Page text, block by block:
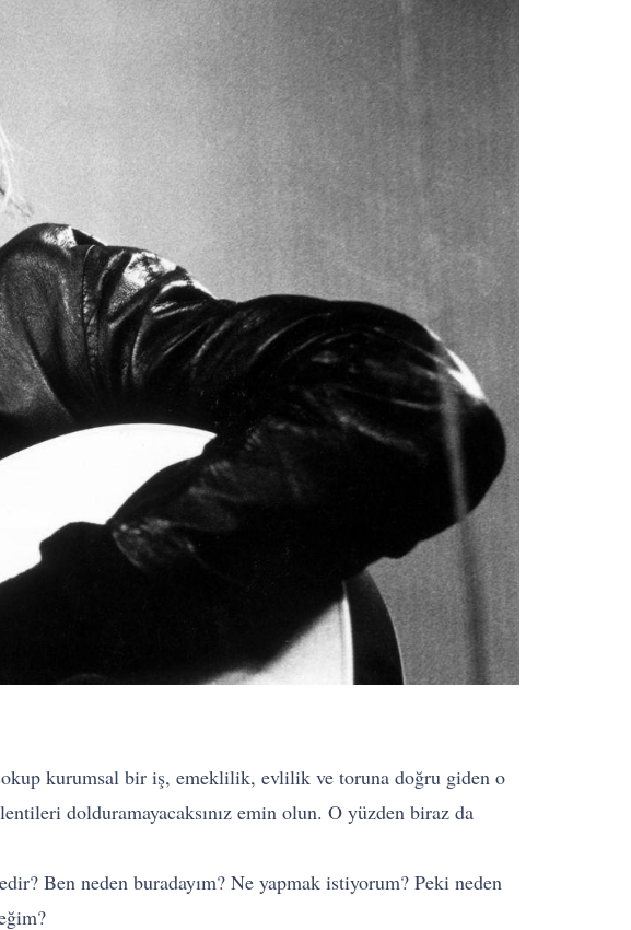
kurumsal bir iş, emeklilik, evlilik ve toruna doğru giden o
dolduramayacaksınız emin olun. O yüzden biraz da
Ben neden buradayım? Ne yapmak istiyorum? Peki neden